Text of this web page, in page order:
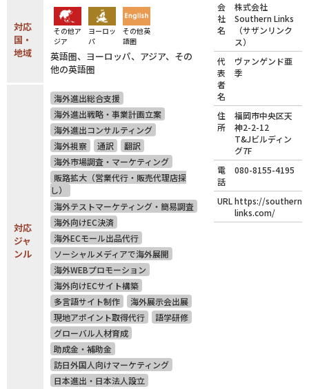
対応
国・
地域
その他ア
ジア
ヨーロッ
パ
その他英
語圏
英語圏、ヨーロッパ、アジア、その
他の英語圏
対応
ジャ
ンル
海外進出総合支援
海外進出戦略・事業計画立案
海外進出コンサルティング
海外視察
通訳
翻訳
海外市場調査・マーケティング
販路拡大（営業代行・販売代理店探
し）
海外テストマーケティング・簡易調査
海外向けEC決済
海外ECモール出品代行
ソーシャルメディアで海外展開
海外WEBプロモーション
海外向けECサイト構築
多言語サイト制作
海外展示会出展
現地アポイント取得代行
語学研修
グローバル人材育成
助成金・補助金
訪日外国人向けマーケティング
日本進出・日本法人設立
会
社
名
株式会社
Southern Links
（サザンリンク
ス）
代
表
者
名
ヴァンゲンド亜
季
住
所
福岡市中央区天
神2-2-12
T&Jビルディン
グ7F
電
話
080-8155-4195
URL https://southern-
links.com/